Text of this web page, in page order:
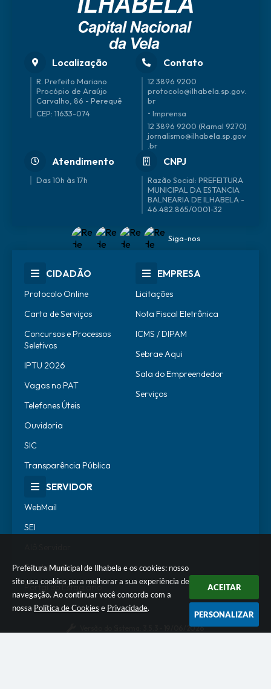
Prefeitura Municipal de Ilhabela e os cookies: nosso
site usa cookies para melhorar a sua experiência de
navegação. Ao continuar você concorda com a
nossa Política de Cookies e Privacidade.
ACEITAR
PERSONALIZAR
Localização
R. Prefeito Mariano
Procópio de Araújo
Carvalho, 86 - Perequê
CEP: 11633-074
Contato
12 3896 9200
protocolo@ilhabela.sp.gov.
br
• Imprensa
12 3896 9200 (Ramal 9270)
jornalismo@ilhabela.sp.gov
.br
Atendimento
Das 10h às 17h
CNPJ
46.482.865/0001-32
Siga-nos
CIDADÃO
Protocolo Online
Carta de Serviços
Concursos e Processos
Seletivos
IPTU 2026
Vagas no PAT
Telefones Úteis
Ouvidoria
SIC
Transparência Pública
EMPRESA
Licitações
Nota Fiscal Eletrônica
ICMS / DIPAM
Sebrae Aqui
Sala do Empreendedor
Serviços
SERVIDOR
WebMail
SEI
Escola de Governo
Portal do Estagiário
3.5.3 - 19/06/2026